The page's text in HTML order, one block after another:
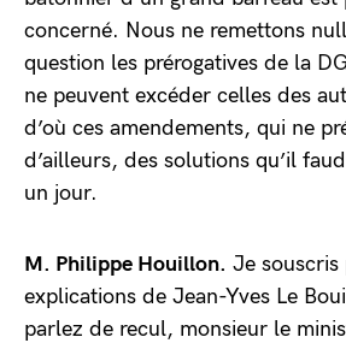
concerné. Nous ne remettons
question les prérogatives de la
ne peuvent excéder celles des
d’où ces amendements, qui ne
d’ailleurs, des solutions qu’il
un jour.
M. Philippe Houillon. Je souscris
explications de Jean-Yves Le
parlez de recul, monsieur le